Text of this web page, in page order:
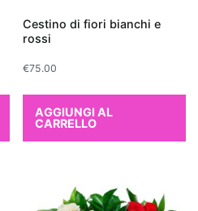
Cestino di fiori bianchi e
rossi
€75.00
AGGIUNGI AL
CARRELLO
come
e
tricloroetilene,
ossigeno.